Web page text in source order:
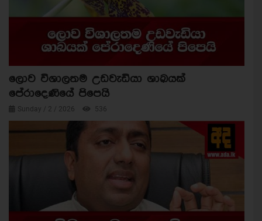
ලොව විශාලතම උඩවැඩියා ශාඛයක්
පේරාදෙණියේ පිපෙයි
Sunday / 2 / 2026 536